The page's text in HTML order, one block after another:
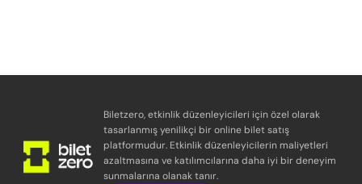
Biletzero, etkinlik düzenleyicileri için özel olarak
tasarlanmış yenilikçi bir online bilet satış
platformudur. Etkinlik düzenleyicilerin maliyetleri
azaltmasına ve katılımcılarına daha iyi bir deneyim
sunmalarına olanak tanır.